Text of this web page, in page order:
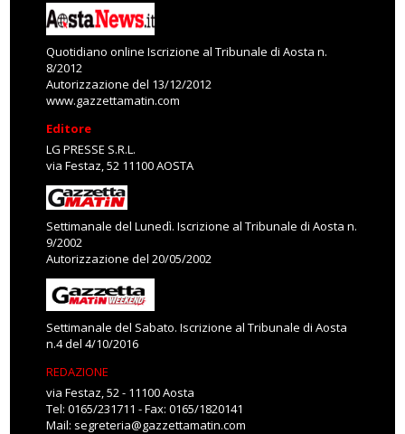
Quotidiano online Iscrizione al Tribunale di Aosta n.
8/2012
Autorizzazione del 13/12/2012
www.gazzettamatin.com
Editore
LG PRESSE S.R.L.
via Festaz, 52 11100 AOSTA
Settimanale del Lunedì. Iscrizione al Tribunale di Aosta n.
9/2002
Autorizzazione del 20/05/2002
Settimanale del Sabato. Iscrizione al Tribunale di Aosta
n.4 del 4/10/2016
REDAZIONE
via Festaz, 52 - 11100 Aosta
Tel: 0165/231711 - Fax: 0165/1820141
Mail: segreteria@gazzettamatin.com